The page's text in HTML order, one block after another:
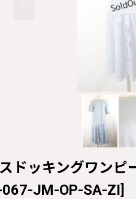
ドッキングワン
JM-OP-SA-ZI]